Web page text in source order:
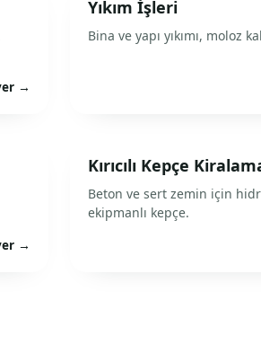
→
Yıkım İşleri
Bina ve yapı yıkımı, moloz
→
Kırıcılı Kepçe
Beton ve sert zemin için
ekipmanlı kepçe.